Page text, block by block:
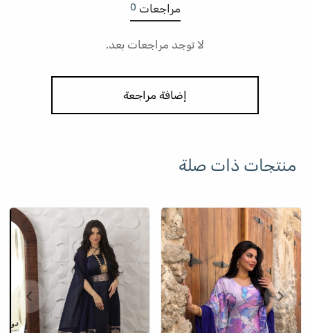
مراجعات 0
لا توجد مراجعات بعد.
إضافة مراجعة
منتجات ذات صلة